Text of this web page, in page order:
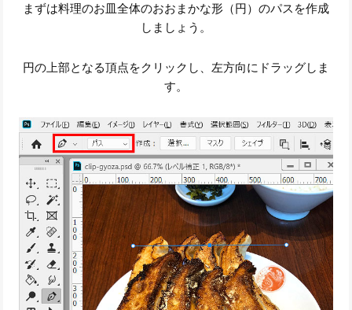
まずは料理のお皿全体のおおまかな形（円）のパスを作成
しましょう。
円の上部となる頂点をクリックし、左方向にドラッグしま
す。